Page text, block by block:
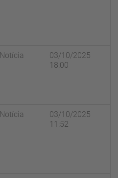
Notícia
03/10/2025
18:00
Notícia
03/10/2025
11:52